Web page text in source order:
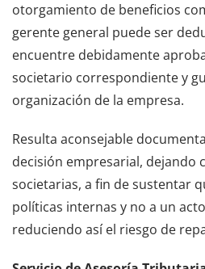
otorgamiento de beneficios
gerente general puede ser
encuentre debidamente
societario correspondiente y
organización de la empresa.
Resulta aconsejable
decisión empresarial, dejando
societarias, a fin de sustentar
políticas internas y no a un
reduciendo así el riesgo de